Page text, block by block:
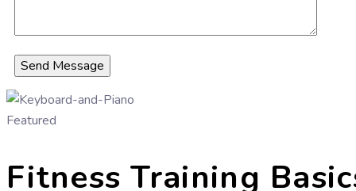
Featured
Fitness Training